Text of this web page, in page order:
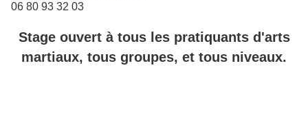
06 80 93 32 03
Stage ouvert à tous les pratiquants d'arts
martiaux, tous groupes, et tous niveaux.